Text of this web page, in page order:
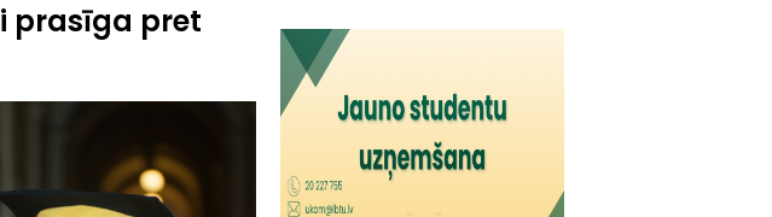
prasīga pret